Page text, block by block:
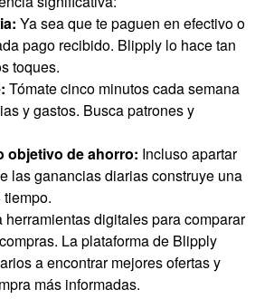
Ya sea que te paguen en efectivo o
pago recibido. Blipply lo hace tan
toques.
Tómate cinco minutos cada semana
y gastos. Busca patrones y
objetivo de ahorro: Incluso apartar
las ganancias diarias construye una
herramientas digitales para comparar
La plataforma de Blipply
a encontrar mejores ofertas y
más informadas.